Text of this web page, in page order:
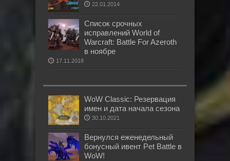
22.01.2014
Список срочных
исправлений World of
Warcraft: Battle For Azeroth
в ноябре
17.11.2018
WoW Classic: Резервация
имен и дата начала сезона
30.10.2021
Вернулся еженедельный
бонусный ивент Pet Battle в
WoW!